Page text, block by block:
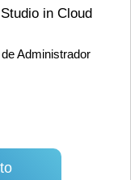
in Cloud
Administrador